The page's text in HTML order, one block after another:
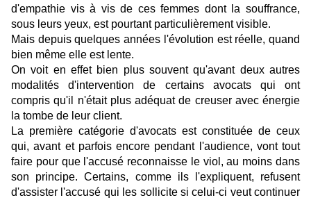
d'empathie vis à vis de ces femmes dont la souffrance,
sous leurs yeux, est pourtant particulièrement visible.
Mais depuis quelques années l'évolution est réelle, quand
bien même elle est lente.
On voit en effet bien plus souvent qu'avant deux autres
modalités d'intervention de certains avocats qui ont
compris qu'il n'était plus adéquat de creuser avec énergie
la tombe de leur client.
La première catégorie d'avocats est constituée de ceux
qui, avant et parfois encore pendant l'audience, vont tout
faire pour que l'accusé reconnaisse le viol, au moins dans
son principe. Certains, comme ils l'expliquent, refusent
d'assister l'accusé qui les sollicite si celui-ci veut continuer